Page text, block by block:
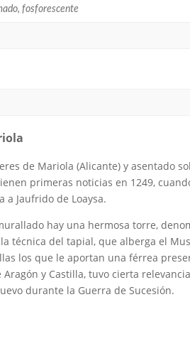
fosforescente
de Mariola (Alicante) y asentado
primeras noticias en 1249,
a Jaufrido de Loaysa.
hay una hermosa torre,
técnica del tapial, que alberga el
los que le aportan una férrea
y Castilla, tuvo cierta
durante la Guerra de Sucesión.